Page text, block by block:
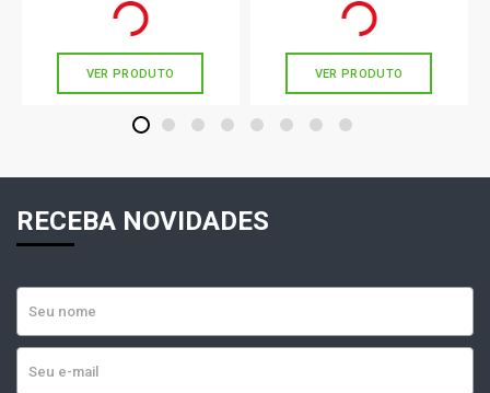
em até 1x de
VER PRODUTO
em até 1x de
VER PRODUTO
1 2 3 4 5 6 7 8
RECEBA NOVIDADES